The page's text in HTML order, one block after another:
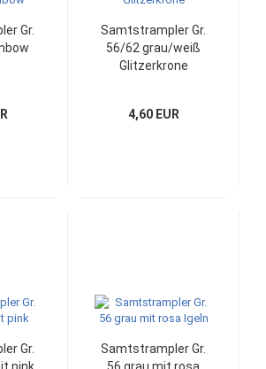
Gr.
Samtstrampler Gr.
56/62 grau/weiß
Glitzerkrone
4,60 EUR
Gr.
pink
Samtstrampler Gr.
56 grau mit rosa